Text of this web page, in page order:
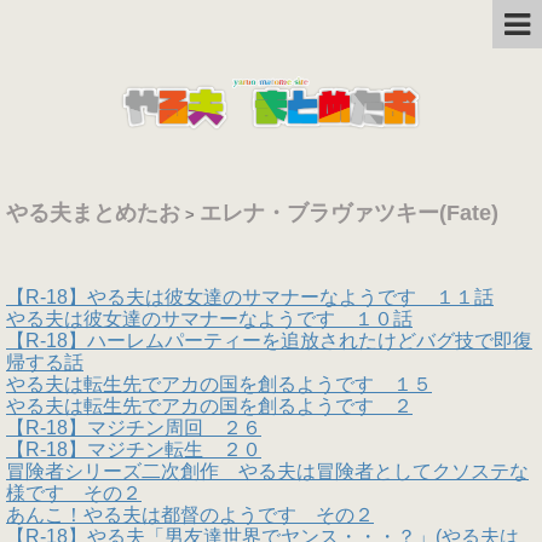
やる夫まとめたお > エレナ・ブラヴァツキー(Fate)
【R-18】やる夫は彼女達のサマナーなようです １１話
やる夫は彼女達のサマナーなようです １０話
【R-18】ハーレムパーティーを追放されたけどバグ技で即復
帰する話
やる夫は転生先でアカの国を創るようです １５
やる夫は転生先でアカの国を創るようです ２
【R-18】マジチン周回 ２６
【R-18】マジチン転生 ２０
冒険者シリーズ二次創作 やる夫は冒険者としてクソステな
様です その２
あんこ！やる夫は都督のようです その２
【R-18】やる夫「男友達世界でヤンス・・・？」(やる夫は